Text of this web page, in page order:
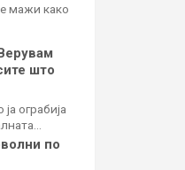
мажи како
што
ограбија
по